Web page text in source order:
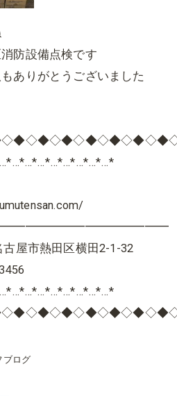
防設備点検です
ありがとうございました
古屋市熱田区横田2-1-32
ブログ